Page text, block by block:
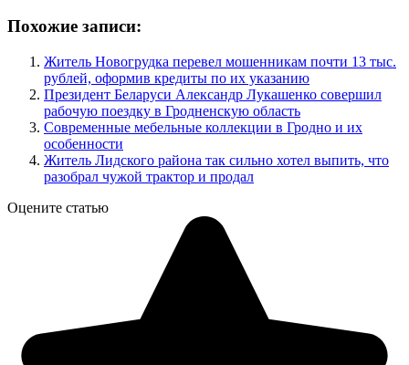
Похожие записи:
Житель Новогрудка перевел мошенникам почти 13 тыс.
рублей, оформив кредиты по их указанию
Президент Беларуси Александр Лукашенко совершил
рабочую поездку в Гродненскую область
Современные мебельные коллекции в Гродно и их
особенности
Житель Лидского района так сильно хотел выпить, что
разобрал чужой трактор и продал
Оцените статью